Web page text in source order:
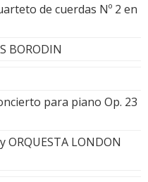
de cuerdas Nº 2 en
BORODIN
para piano Op. 23
ORQUESTA LONDON